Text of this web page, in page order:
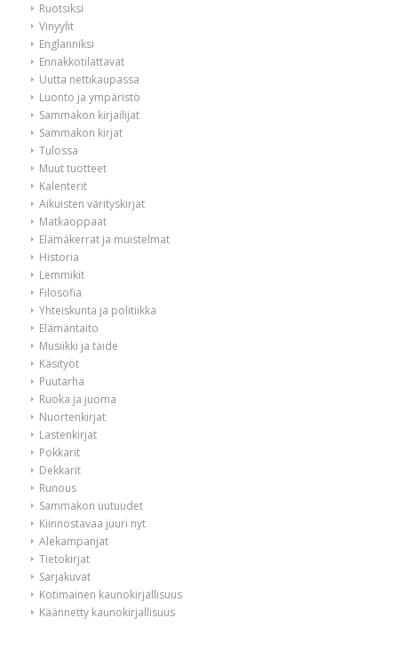
Ruotsiksi
Vinyylit
Englanniksi
Ennakkotilattavat
Uutta nettikaupassa
Luonto ja ympäristö
Sammakon kirjailijat
Sammakon kirjat
Tulossa
Muut tuotteet
Kalenterit
Aikuisten värityskirjat
Matkaoppaat
Elämäkerrat ja muistelmat
Historia
Lemmikit
Filosofia
Yhteiskunta ja politiikka
Elämäntaito
Musiikki ja taide
Käsityöt
Puutarha
Ruoka ja juoma
Nuortenkirjat
Lastenkirjat
Pokkarit
Dekkarit
Runous
Sammakon uutuudet
Kiinnostavaa juuri nyt
Alekampanjat
Tietokirjat
Sarjakuvat
Kotimainen kaunokirjallisuus
Käännetty kaunokirjallisuus